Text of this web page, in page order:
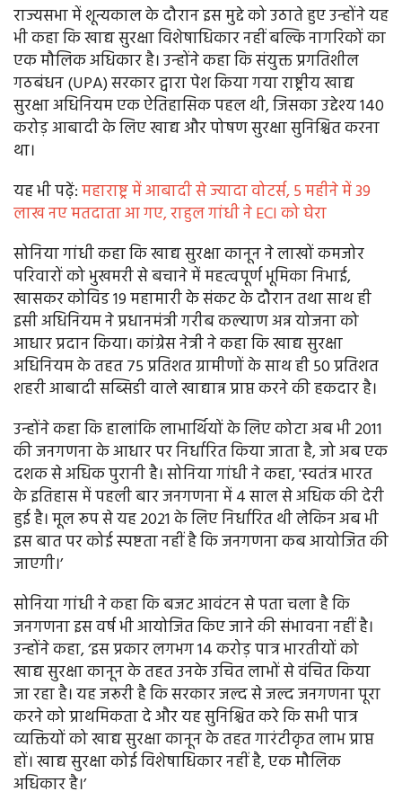
राज्यसभा में शून्यकाल के दौरान इस मुद्दे को उठाते हुए उन्होंने यह
भी कहा कि खाद्य सुरक्षा विशेषाधिकार नहीं बल्कि नागरिकों का
एक मौलिक अधिकार है। उन्होंने कहा कि संयुक्त प्रगतिशील
गठबंधन (UPA) सरकार द्वारा पेश किया गया राष्ट्रीय खाद्य
सुरक्षा अधिनियम एक ऐतिहासिक पहल थी, जिसका उद्देश्य 140
करोड़ आबादी के लिए खाद्य और पोषण सुरक्षा सुनिश्चित करना
था।
यह भी पढे़ं:महाराष्ट्र में आबादी से ज्यादा वोटर्स, 5 महीने में 39
लाख नए मतदाता आ गए, राहुल गांधी ने ECI को घेरा
सोनिया गांधी कहा कि खाद्य सुरक्षा कानून ने लाखों कमजोर
परिवारों को भुखमरी से बचाने में महत्वपूर्ण भूमिका निभाई,
खासकर कोविड 19 महामारी के संकट के दौरान तथा साथ ही
इसी अधिनियम ने प्रधानमंत्री गरीब कल्याण अन्न योजना को
आधार प्रदान किया। कांग्रेस नेत्री ने कहा कि खाद्य सुरक्षा
अधिनियम के तहत 75 प्रतिशत ग्रामीणों के साथ ही 50 प्रतिशत
शहरी आबादी सब्सिडी वाले खाद्यान्न प्राप्त करने की हकदार है।
उन्होंने कहा कि हालांकि लाभार्थियों के लिए कोटा अब भी 2011
की जनगणना के आधार पर निर्धारित किया जाता है, जो अब एक
दशक से अधिक पुरानी है। सोनिया गांधी ने कहा, 'स्वतंत्र भारत
के इतिहास में पहली बार जनगणना में 4 साल से अधिक की देरी
हुई है। मूल रूप से यह 2021 के लिए निर्धारित थी लेकिन अब भी
इस बात पर कोई स्पष्टता नहीं है कि जनगणना कब आयोजित की
जाएगी।’
सोनिया गांधी ने कहा कि बजट आवंटन से पता चला है कि
जनगणना इस वर्ष भी आयोजित किए जाने की संभावना नहीं है।
उन्होंने कहा, ‘इस प्रकार लगभग 14 करोड़ पात्र भारतीयों को
खाद्य सुरक्षा कानून के तहत उनके उचित लाभों से वंचित किया
जा रहा है। यह जरूरी है कि सरकार जल्द से जल्द जनगणना पूरा
करने को प्राथमिकता दे और यह सुनिश्चित करे कि सभी पात्र
व्यक्तियों को खाद्य सुरक्षा कानून के तहत गारंटीकृत लाभ प्राप्त
हों। खाद्य सुरक्षा कोई विशेषाधिकार नहीं है, एक मौलिक
अधिकार है।’